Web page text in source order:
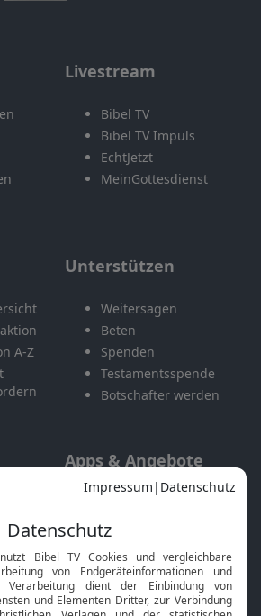
Livestream
Bibel TV
Bibel TV Impuls
EchtJetzt
MeinGottesdienst
A-Z
Unterstützen
Weitersagen
Beten
Spenden
Testamentsspende
Botschafter werden
Apps & Angebote
Mobile App
Smart TV
HbbTV
Bibelthek Online-Bibel